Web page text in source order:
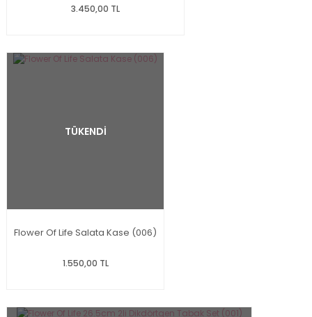
3.450,00 TL
TÜKENDİ
Flower Of Life Salata Kase (006)
1.550,00 TL